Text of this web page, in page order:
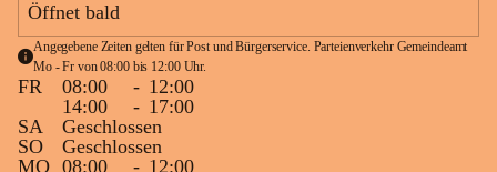
Öffnet bald
Angegebene Zeiten gelten für Post und Bürgerservice. Parteienverkehr Gemeindeamt
Mo - Fr von 08:00 bis 12:00 Uhr.
FR 08:00 - 12:00
14:00
- 17:00
SA
Geschlossen
SO
Geschlossen
MO 08:00 - 12:00